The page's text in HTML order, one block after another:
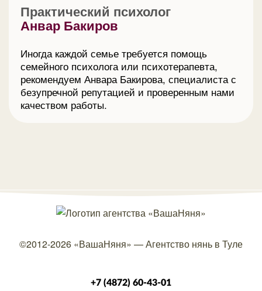
Практический психолог
Анвар Бакиров
Иногда каждой семье требуется помощь
семейного психолога или психотерапевта,
рекомендуем Анвара Бакирова, специалиста с
безупречной репутацией и проверенным нами
качеством работы.
©2012-2026 «ВашаНяня» —Агентство нянь в Туле
+7 (4872) 60-43-01